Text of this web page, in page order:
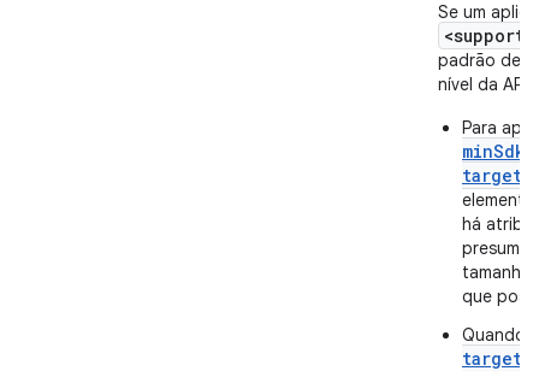
Se um
padrão
nível da API.
Para
elemento
há
presume
tamanho
que
Quando